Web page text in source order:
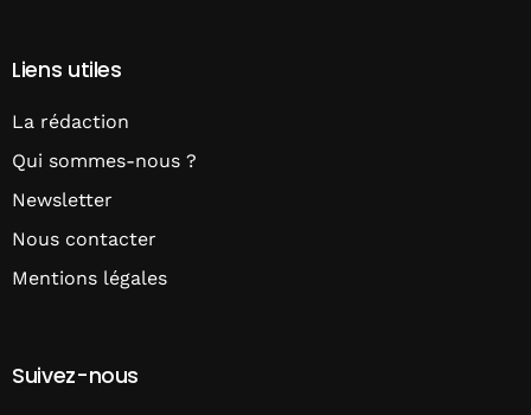
Liens utiles
La rédaction
Qui sommes-nous ?
Newsletter
Nous contacter
Mentions légales
Suivez-nous